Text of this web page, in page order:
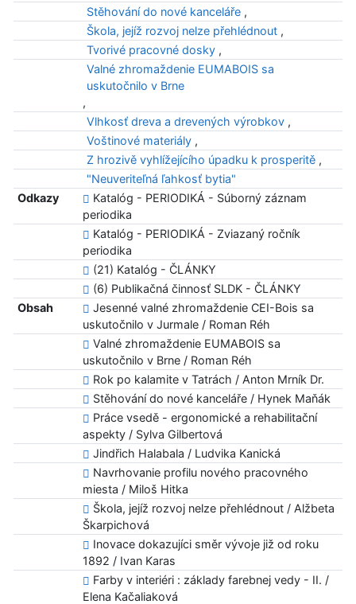
Stěhování do nové kanceláře ,
Škola, jejíž rozvoj nelze přehlédnout ,
Tvorivé pracovné dosky ,
Valné zhromaždenie EUMABOIS sa
uskutočnilo v Brne
,
Vlhkosť dreva a drevených výrobkov ,
Voštinové materiály ,
Z hrozivě vyhlížejícího úpadku k prosperitě ,
"Neuveriteľná ľahkosť bytia"
Odkazy
Katalóg - PERIODIKÁ - Súborný záznam
periodika
Katalóg - PERIODIKÁ - Zviazaný ročník
periodika
(21) Katalóg - ČLÁNKY
(6) Publikačná činnosť SLDK - ČLÁNKY
Obsah
Jesenné valné zhromaždenie CEI-Bois sa
uskutočnilo v Jurmale / Roman Réh
Valné zhromaždenie EUMABOIS sa
uskutočnilo v Brne / Roman Réh
Rok po kalamite v Tatrách / Anton Mrník Dr.
Stěhování do nové kanceláře / Hynek Maňák
Práce vsedě - ergonomické a rehabilitační
aspekty / Sylva Gilbertová
Jindřich Halabala / Ludvika Kanická
Navrhovanie profilu nového pracovného
miesta / Miloš Hitka
Škola, jejíž rozvoj nelze přehlédnout / Alžbeta
Škarpichová
Inovace dokazujíci směr vývoje již od roku
1892 / Ivan Karas
Farby v interiéri : základy farebnej vedy - II. /
Elena Kačaliaková